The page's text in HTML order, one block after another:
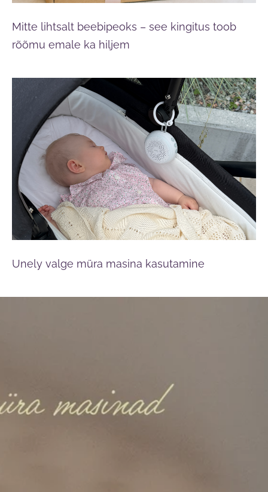
Mitte lihtsalt beebipeoks – see kingitus toob
rõõmu emale ka hiljem
Unely valge müra masina kasutamine